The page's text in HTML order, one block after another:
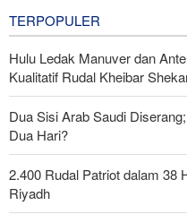
TERPOPULER
Hulu Ledak Manuver dan
Kualitatif Rudal Kheibar
Dua Sisi Arab Saudi
Dua Hari?
2.400 Rudal Patriot dalam 38
Riyadh